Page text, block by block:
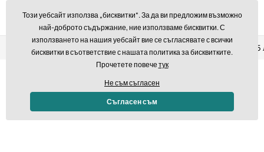
Връщане в рамките на 14 дни Бърза доставка над
Този уебсайт използва „бисквитки“. За да ви предложим възможно
най-доброто съдържание, ние използваме бисквитки. С
използването на нашия уебсайт вие се съгласявате с всички
бисквитки в съответствие с нашата политика за бисквитките.
Прочетете повечетук
Не съм съгласен
Съгласен съм